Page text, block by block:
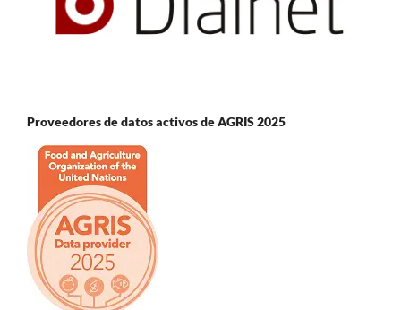
Proveedores de datos activos de AGRIS 2025